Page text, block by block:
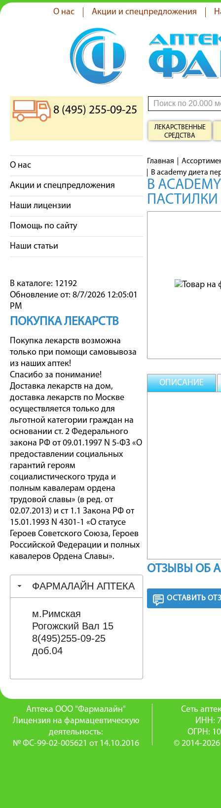
О нас Акции и спецпредложения
8 (495) 255-09-25
ЛЕКАРСТВЕННЫЕ
СРЕДСТВА
О нас
Акции и спецпредложения
Наши лицензии
Помощь по сайту
Наши статьи
В каталоге: 12192
Обновление от: 8/7/2026 12:05:01
PM
ПОКУПКА ЛЕКАРСТВ
Покупка лекарств возможна
только при помощи самовывоза
из наших аптек!
Спасибо за понимание!
Доставка лекарств на дом,
доставка лекарств по Москве
осуществляется только для
льготной категории граждан на
основании ст. 2 Федерального
закона РФ от 09.01.1997 N 5-ФЗ «О
предоставлении социальных
гарантий героям
социалистического труда и
полным кавалерам ордена
трудовой славы» (в ред. от
02.07.2013) и ст 1.1 Закона РФ от
15.01.1993 N 4301-1 «О статусе
Героев Советского Союза, Героев
Российской Федерации и полных
кавалеров Ордена Славы».
ФАРМАЛАЙН АПТЕКА
м.Римская
Рогожский Вал 15
8(495)255-09-25
доб.04
Главная
B academy диета
B
ОПИСАНИЕ
ОТЗЫВЫ ОБ
ОСТАВИТЬ
Аптека ООО "Фармалайн"
Лицензия на фармацевтическую
деятельность:
№ ФС-99-02-005621 от 14.10.2016
Сеть
ИНН:
ОГРН:
© 2014-